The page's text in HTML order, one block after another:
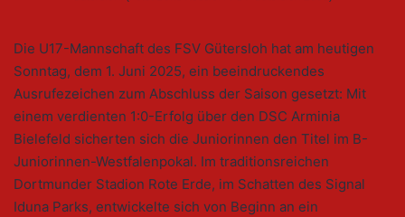
Die U17-Mannschaft des FSV Gütersloh hat am heutigen
Sonntag, dem 1. Juni 2025, ein beeindruckendes
Ausrufezeichen zum Abschluss der Saison gesetzt: Mit
einem verdienten 1:0-Erfolg über den DSC Arminia
Bielefeld sicherten sich die Juniorinnen den Titel im B-
Juniorinnen-Westfalenpokal. Im traditionsreichen
Dortmunder Stadion Rote Erde, im Schatten des Signal
Iduna Parks, entwickelte sich von Beginn an ein